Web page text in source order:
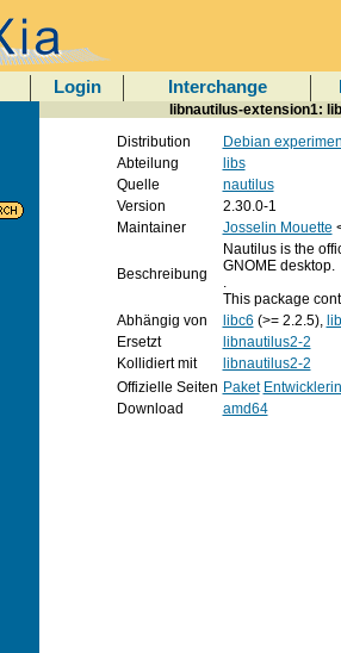
Login Interchange
libnautilus-extension1:
Distribution
Debian
Abteilung
libs
Quelle
nautilus
Version
2.30.0-1
Maintainer
Josselin Mouette
Beschreibung
Nautilus is the
GNOME desktop.
.
This package
Abhängig von
libc6 (>= 2.2.5),
Ersetzt
libnautilus2-2
Kollidiert mit
libnautilus2-2
Offizielle Seiten Paket
Download
amd64